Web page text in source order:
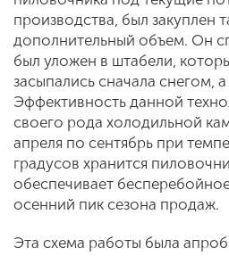
производства, был закуплен
дополнительный объем. Он
был уложен в штабели,
засыпались сначала снегом,
Эффективность данной
своего рода холодильной
апреля по сентябрь при
градусов хранится
обеспечивает
осенний пик сезона продаж.
Эта схема работы была